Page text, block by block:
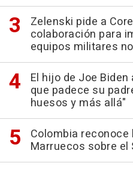
Zelenski pide a
colaboración para
equipos militares
El hijo de Joe
que padece su
huesos y más allá"
Colombia reconoce
Marruecos sobre el